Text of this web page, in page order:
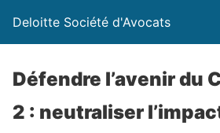
Deloitte Société d'Avocats
Défendre l’avenir du
2 : neutraliser